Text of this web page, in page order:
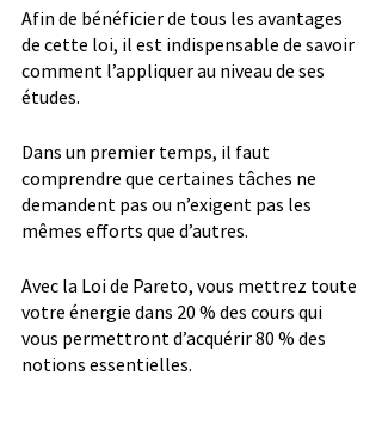
Afin de bénéficier de tous les avantages
de cette loi, il est indispensable de savoir
comment l’appliquer au niveau de ses
études.
Dans un premier temps, il faut
comprendre que certaines tâches ne
demandent pas ou n’exigent pas les
mêmes efforts que d’autres.
Avec la Loi de Pareto, vous mettrez toute
votre énergie dans 20 % des cours qui
vous permettront d’acquérir 80 % des
notions essentielles.